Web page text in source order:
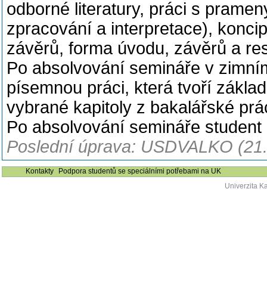
odborné literatury, práci s
zpracování a interpretace),
závěrů, forma úvodu, závěrů a
Po absolvování semináře v
písemnou práci, která tvoří
vybrané kapitoly z bakalářské
Po absolvování semináře
Poslední úprava: USDVALKO
Kontakty
Podpora studentů se speciálními potřebami na UK
Univerzita